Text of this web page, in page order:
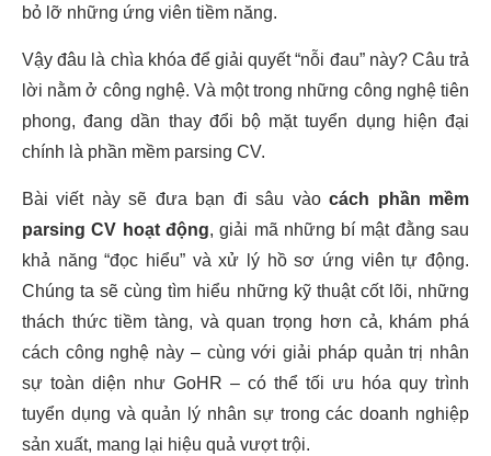
bỏ lỡ những ứng viên tiềm năng.
Vậy đâu là chìa khóa để giải quyết “nỗi đau” này? Câu trả
lời nằm ở công nghệ. Và một trong những công nghệ tiên
phong, đang dần thay đổi bộ mặt tuyển dụng hiện đại
chính là phần mềm parsing CV.
Bài viết này sẽ đưa bạn đi sâu vàocách phần mềm
parsing CV hoạt động, giải mã những bí mật đằng sau
khả năng “đọc hiểu” và xử lý hồ sơ ứng viên tự động.
Chúng ta sẽ cùng tìm hiểu những kỹ thuật cốt lõi, những
thách thức tiềm tàng, và quan trọng hơn cả, khám phá
cách công nghệ này – cùng với giải pháp quản trị nhân
sự toàn diện như GoHR – có thể tối ưu hóa quy trình
tuyển dụng và quản lý nhân sự trong các doanh nghiệp
sản xuất, mang lại hiệu quả vượt trội.